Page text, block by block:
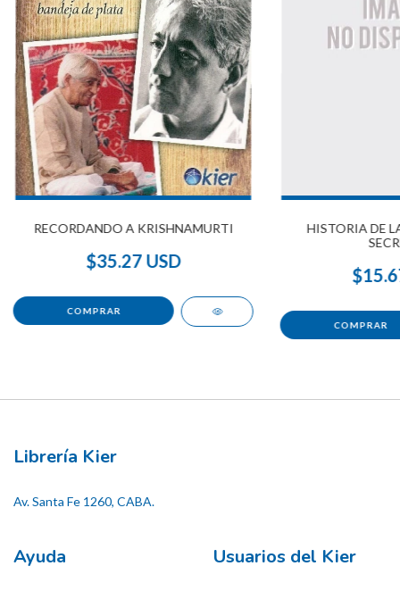
RECORDANDO A KRISHNAMURTI
$35.27 USD
HISTORIA DE
Librería Kier
Av. Santa Fe 1260, CABA.
Ayuda Usuarios del Kier